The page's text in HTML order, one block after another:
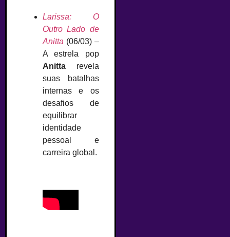
Larissa: O
Outro Lado de
Anitta (06/03) –
A estrela pop
Anitta revela
suas batalhas
internas e os
desafios de
equilibrar
identidade
pessoal e
carreira global.